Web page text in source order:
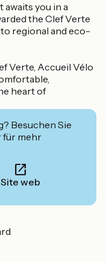
awaits you in a
the Clef Verte
regional and eco-
Verte, Accueil Vélo
heart of
Besuchen Sie
für mehr
Site web